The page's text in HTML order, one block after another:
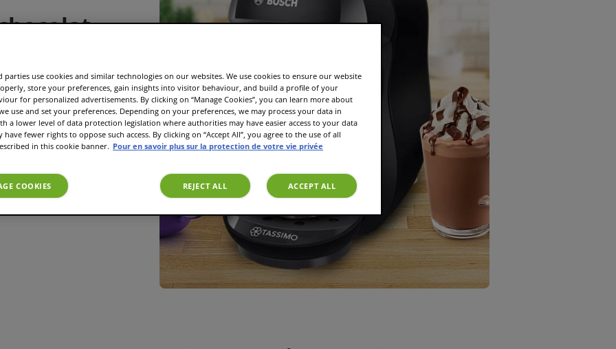
cacao au chaud ou
et au chocolat.
à base de lait et de
pour les froides
ajoute de la crème
Les saveurs
de cette boisson un
monde.
parties use cookies and similar technologies on our websites. We use cookies to ensure our website
store your preferences, gain insights into visitor behaviour, and build a profile of your
for personalized advertisements. By clicking on “Manage Cookies”, you can learn more about
use and set your preferences. Depending on your preferences, we may process your data in
a lower level of data protection legislation where authorities may have easier access to your data
have fewer rights to oppose such access. By clicking on “Accept All”, you agree to the use of all
in this cookie banner. Pour en savoir plus sur la protection de votre vie privée
COOKIES REJECT ALL ACCEPT ALL